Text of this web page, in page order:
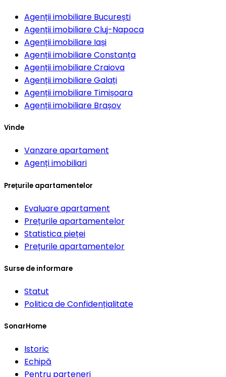
Agenții imobiliare București
Agenții imobiliareCluj-Napoca
Agenții imobiliare Iași
Agenții imobiliareConstanța
Agenții imobiliareCraiova
Agenții imobiliareGalați
Agenții imobiliare Timișoara
Agenții imobiliare Brașov
Vinde
Vanzare apartament
Agenți imobiliari
Prețurile apartamentelor
Evaluare apartament
Prețurile apartamentelor
Statistica pieței
Prețurile apartamentelor
Surse de informare
Statut
Politica de Confidențialitate
SonarHome
Istoric
Echipă
Pentru parteneri